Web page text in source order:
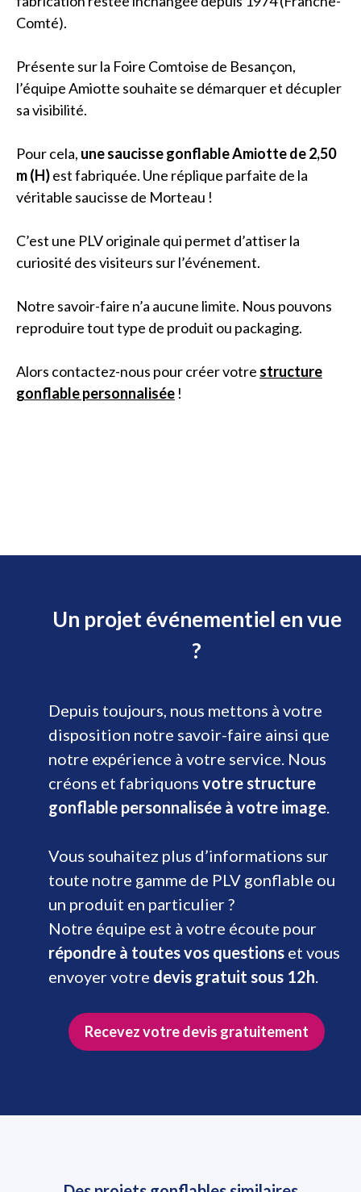
Comté).
Présente sur la Foire Comtoise de Besançon,
l’équipe Amiotte souhaite se démarquer et décupler
sa visibilité.
Pour cela, une saucisse gonflable Amiotte de 2,50
m (H)est fabriquée. Une réplique parfaite de la
véritable saucisse de Morteau !
C’est une PLV originale qui permet d’attiser la
curiosité des visiteurs sur l’événement.
Notre savoir-faire n’a aucune limite. Nous pouvons
reproduire tout type de produit ou packaging.
Alors contactez-nous pour créer votre structure
gonflable personnalisée !
Un projet événementiel en vue
?
Depuis toujours, nous mettons à votre
disposition notre savoir-faire ainsi que
notre expérience à votre service. Nous
créons et fabriquons votre structure
gonflable personnalisée à votre image.
Vous souhaitez plus d’informations sur
toute notre gamme de PLV gonflable ou
un produit en particulier ?
Notre équipe est à votre écoute pour
répondre à toutes vos questions et vous
envoyer votre devis gratuit sous 12h.
Recevez votre devis gratuitement